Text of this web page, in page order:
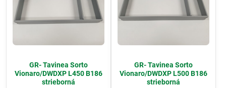
GR- Tavinea Sorto
Vionaro/DWDXP L450 B186
strieborná
GR- Tavinea Sorto
Vionaro/DWDXP L500 B186
strieborná